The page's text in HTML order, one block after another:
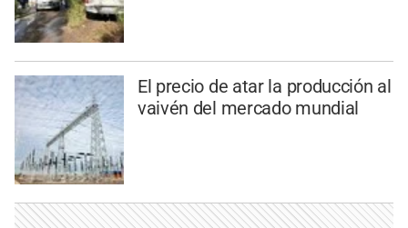
El precio de atar la producción al
vaivén del mercado mundial